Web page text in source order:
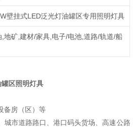
壁挂式LED泛光灯油罐区专用照明灯具
,地矿,建材/家具,电子/电池,道路/轨道/船
区照明灯具
备房（区）等
城市道路路口、港口码头货场、高速公路